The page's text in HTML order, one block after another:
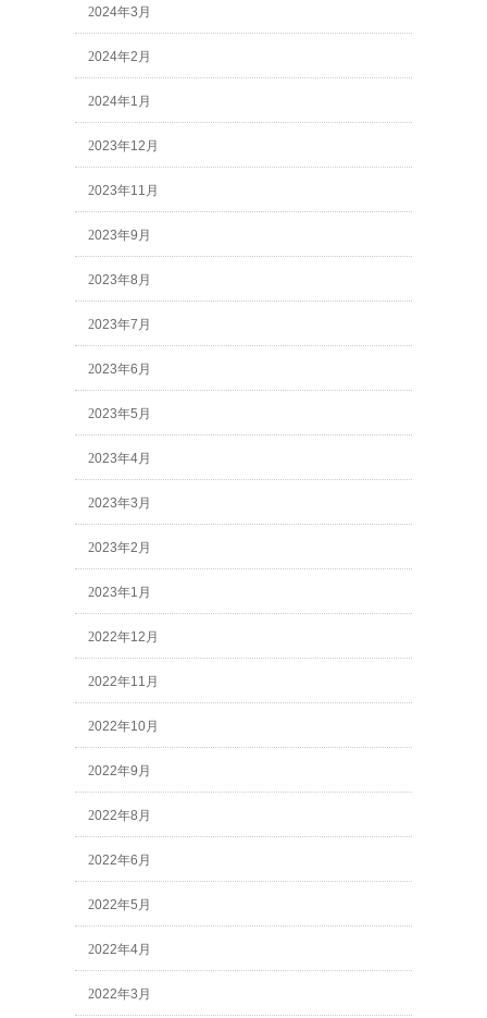
2024年3月
2024年2月
2024年1月
2023年12月
2023年11月
2023年9月
2023年8月
2023年7月
2023年6月
2023年5月
2023年4月
2023年3月
2023年2月
2023年1月
2022年12月
2022年11月
2022年10月
2022年9月
2022年8月
2022年6月
2022年5月
2022年4月
2022年3月